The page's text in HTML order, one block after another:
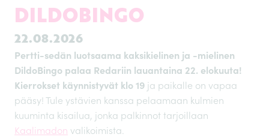
DILDOBINGO
22.08.2026
Pertti-sedän luotsaama kaksikielinen ja -mielinen
DildoBingo palaa Redariin lauantaina 22. elokuuta!
Kierrokset käynnistyvät klo 19 ja paikalle on vapaa
pääsy! Tule ystävien kanssa pelaamaan kulmien
kuuminta kisailua, jonka palkinnot tarjoillaan
Kaalimadon valikoimista.